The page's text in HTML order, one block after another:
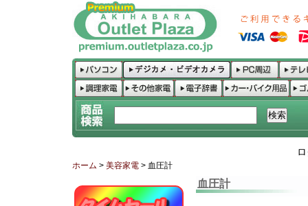
ホーム > 美容家電 > 血圧計
血圧計